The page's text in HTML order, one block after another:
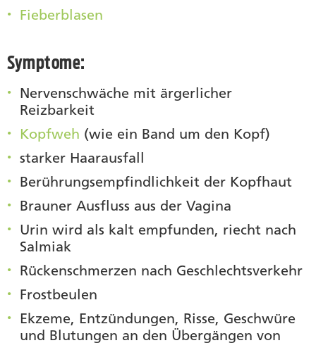
Fieberblasen
Symptome:
Nervenschwäche mit ärgerlicher
Reizbarkeit
Kopfweh (wie ein Band um den Kopf)
starker Haarausfall
Berührungsempfindlichkeit der Kopfhaut
Brauner Ausfluss aus der Vagina
Urin wird als kalt empfunden, riecht nach
Salmiak
Rückenschmerzen nach Geschlechtsverkehr
Frostbeulen
Ekzeme, Entzündungen, Risse, Geschwüre
und Blutungen an den Übergängen von